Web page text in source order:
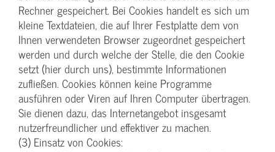
Rechner gespeichert. Bei Cookies handelt es sich um
kleine Textdateien, die auf Ihrer Festplatte dem von
Ihnen verwendeten Browser zugeordnet gespeichert
werden und durch welche der Stelle, die den Cookie
setzt (hier durch uns), bestimmte Informationen
zufließen. Cookies können keine Programme
ausführen oder Viren auf Ihren Computer übertragen.
Sie dienen dazu, das Internetangebot insgesamt
nutzerfreundlicher und effektiver zu machen.
(3) Einsatz von Cookies: